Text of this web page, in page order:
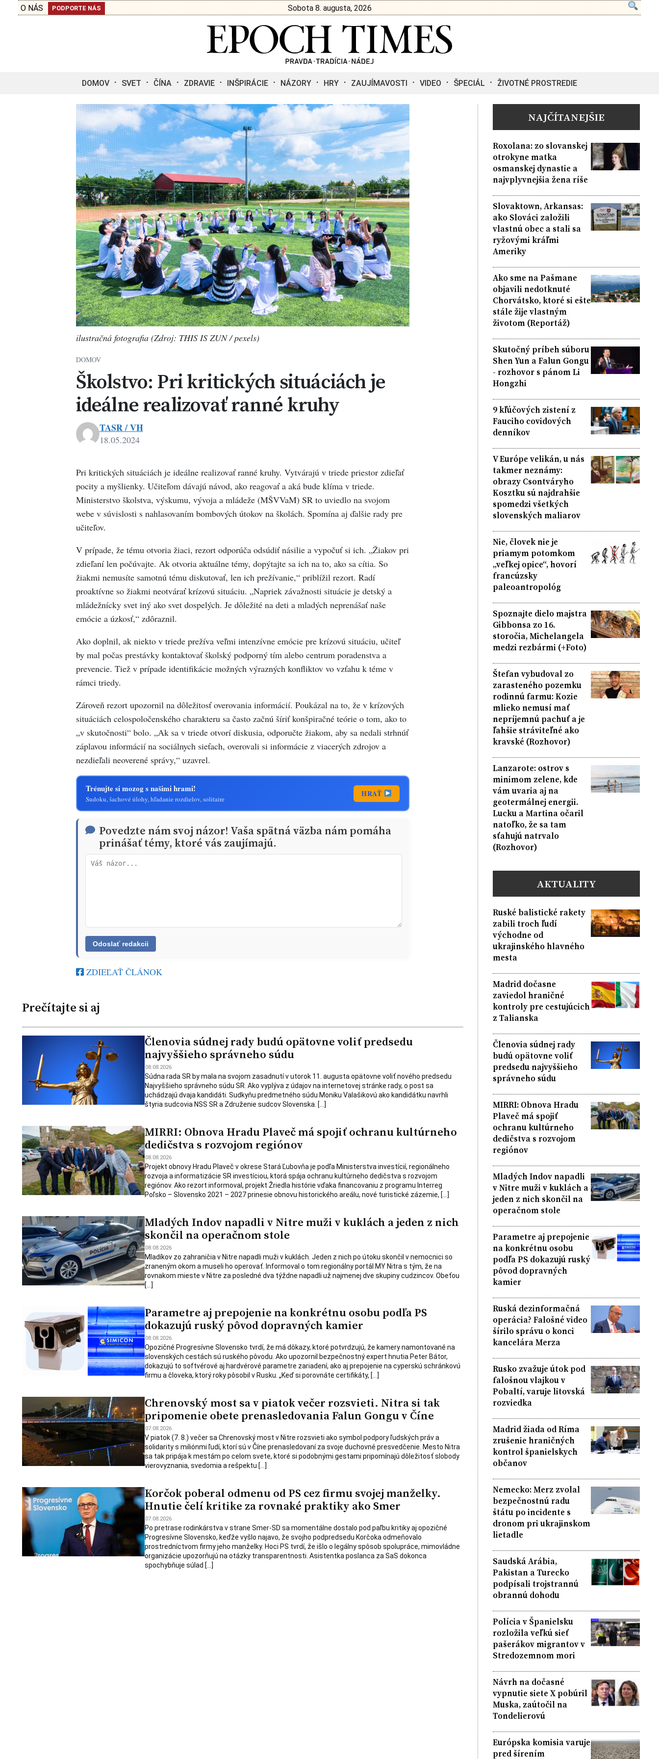
O NÁS PODPORTE NÁS Sobota 8. augusta, 2026
DOMOV SVET ČÍNA ZDRAVIE INŠPIRÁCIE NÁZORY HRY ZAUJÍMAVOSTI VIDEO ŠPECIÁL ŽIVOTNÉ PROSTREDIE
ilustračná fotografia (Zdroj: THIS IS ZUN / pexels)
DOMOV
Školstvo: Pri kritických situáciách je
ideálne realizovať ranné kruhy
TASR / VH
18.05.2024
Pri kritických situáciách je ideálne realizovať ranné kruhy. Vytvárajú v triede priestor zdieľať
pocity a myšlienky. Učiteľom dávajú návod, ako reagovať a aká bude klíma v triede.
Ministerstvo školstva, výskumu, vývoja a mládeže (MŠVVaM) SR to uviedlo na svojom
webe v súvislosti s nahlasovaním bombových útokov na školách. Spomína aj ďalšie rady pre
učiteľov.
V prípade, že tému otvoria žiaci, rezort odporúča odsúdiť násilie a vypočuť si ich. „Žiakov pri
zdieľaní len počúvajte. Ak otvoria aktuálne témy, dopýtajte sa ich na to, ako sa cítia. So
žiakmi nemusíte samotnú tému diskutovať, len ich prežívanie,“ priblížil rezort. Radí
proaktívne so žiakmi neotvárať krízovú situáciu. „Napriek závažnosti situácie je detský a
mládežnícky svet iný ako svet dospelých. Je dôležité na deti a mladých neprenášať naše
emócie a úzkosť,“ zdôraznil.
Ako doplnil, ak niekto v triede prežíva veľmi intenzívne emócie pre krízovú situáciu, učiteľ
by mal počas prestávky kontaktovať školský podporný tím alebo centrum poradenstva a
prevencie. Tiež v prípade identifikácie možných výrazných konfliktov vo vzťahu k téme v
rámci triedy.
Zároveň rezort upozornil na dôležitosť overovania informácií. Poukázal na to, že v krízových
situáciách celospoločenského charakteru sa často začnú šíriť konšpiračné teórie o tom, ako to
„v skutočnosti“ bolo. „Ak sa v triede otvorí diskusia, odporučte žiakom, aby sa nedali strhnúť
záplavou informácií na sociálnych sieťach, overovali si informácie z viacerých zdrojov a
nezdieľali neoverené správy,“ uzavrel.
Trénujte si mozog s našimi hrami!
Sudoku, šachové úlohy, hľadanie rozdielov, solitaire
HRAŤ
Povedzte nám svoj názor! Vaša spätná väzba nám pomáha
prinášať témy, ktoré vás zaujímajú.
ZDIEĽAŤ ČLÁNOK
Prečítajte si aj
Členovia súdnej rady budú opätovne voliť predsedu
najvyššieho správneho súdu
08.08.2026
Súdna rada SR by mala na svojom zasadnutí v utorok 11. augusta opätovne voliť nového predsedu
Najvyššieho správneho súdu SR. Ako vyplýva z údajov na internetovej stránke rady, o post sa
uchádzajú dvaja kandidáti. Sudkyňu predmetného súdu Moniku Valašikovú ako kandidátku navrhli
štyria sudcovia NSS SR a Združenie sudcov Slovenska. […]
MIRRI: Obnova Hradu Plaveč má spojiť ochranu kultúrneho
dedičstva s rozvojom regiónov
08.08.2026
Projekt obnovy Hradu Plaveč v okrese Stará Ľubovňa je podľa Ministerstva investícií, regionálneho
rozvoja a informatizácie SR investíciou, ktorá spája ochranu kultúrneho dedičstva s rozvojom
regiónov. Ako rezort informoval, projekt Žriedla histórie vďaka financovaniu z programu Interreg
Poľsko – Slovensko 2021 – 2027 prinesie obnovu historického areálu, nové turistické zázemie, […]
Mladých Indov napadli v Nitre muži v kuklách a jeden z nich
skončil na operačnom stole
08.08.2026
Mladíkov zo zahraničia v Nitre napadli muži v kuklách. Jeden z nich po útoku skončil v nemocnici so
zraneným okom a museli ho operovať. Informoval o tom regionálny portál MY Nitra s tým, že na
rovnakom mieste v Nitre za posledné dva týždne napadli už najmenej dve skupiny cudzincov. Obeťou
[…]
Parametre aj prepojenie na konkrétnu osobu podľa PS
dokazujú ruský pôvod dopravných kamier
08.08.2026
Opozičné Progresívne Slovensko tvrdí, že má dôkazy, ktoré potvrdzujú, že kamery namontované na
slovenských cestách sú ruského pôvodu. Ako upozornil bezpečnostný expert hnutia Peter Bátor,
dokazujú to softvérové aj hardvérové parametre zariadení, ako aj prepojenie na cyperskú schránkovú
firmu a človeka, ktorý roky pôsobil v Rusku. „Keď si porovnáte certifikáty, […]
Chrenovský most sa v piatok večer rozsvieti. Nitra si tak
pripomenie obete prenasledovania Falun Gongu v Číne
07.08.2026
V piatok (7. 8.) večer sa Chrenovský most v Nitre rozsvieti ako symbol podpory ľudských práv a
solidarity s miliónmi ľudí, ktorí sú v Číne prenasledovaní za svoje duchovné presvedčenie. Mesto Nitra
sa tak pripája k mestám po celom svete, ktoré si podobnými gestami pripomínajú dôležitosť slobody
vierovyznania, svedomia a rešpektu […]
Korčok poberal odmenu od PS cez firmu svojej manželky.
Hnutie čelí kritike za rovnaké praktiky ako Smer
07.08.2026
Po pretrase rodinkárstva v strane Smer-SD sa momentálne dostalo pod paľbu kritiky aj opozičné
Progresívne Slovensko, keďže vyšlo najavo, že svojho podpredsedu Korčoka odmeňovalo
prostredníctvom firmy jeho manželky. Hoci PS tvrdí, že išlo o legálny spôsob spolupráce, mimovládne
organizácie upozorňujú na otázky transparentnosti. Asistentka poslanca za SaS dokonca
spochybňuje súlad […]
NAJČÍTANEJŠIE
Roxolana: zo slovanskej
otrokyne matka
osmanskej dynastie a
najvplyvnejšia žena ríše
Slovaktown, Arkansas:
ako Slováci založili
vlastnú obec a stali sa
ryžovými kráľmi
Ameriky
Ako sme na Pašmane
objavili nedotknuté
Chorvátsko, ktoré si ešte
stále žije vlastným
životom (Reportáž)
Skutočný príbeh súboru
Shen Yun a Falun Gongu
- rozhovor s pánom Li
Hongzhi
9 kľúčových zistení z
Fauciho covidových
denníkov
V Európe velikán, u nás
takmer neznámy:
obrazy Csontváryho
Kosztku sú najdrahšie
spomedzi všetkých
slovenských maliarov
Nie, človek nie je
priamym potomkom
„veľkej opice“, hovorí
francúzsky
paleoantropológ
Spoznajte dielo majstra
Gibbonsa zo 16.
storočia, Michelangela
medzi rezbármi (+Foto)
Štefan vybudoval zo
zarasteného pozemku
rodinnú farmu: Kozie
mlieko nemusí mať
nepríjemnú pachuť a je
ľahšie stráviteľné ako
kravské (Rozhovor)
Lanzarote: ostrov s
minimom zelene, kde
vám uvaria aj na
geotermálnej energii.
Lucku a Martina očaril
natoľko, že sa tam
sťahujú natrvalo
(Rozhovor)
AKTUALITY
Ruské balistické rakety
zabili troch ľudí
východne od
ukrajinského hlavného
mesta
Madrid dočasne
zaviedol hraničné
kontroly pre cestujúcich
z Talianska
Členovia súdnej rady
budú opätovne voliť
predsedu najvyššieho
správneho súdu
MIRRI: Obnova Hradu
Plaveč má spojiť
ochranu kultúrneho
dedičstva s rozvojom
regiónov
Mladých Indov napadli
v Nitre muži v kuklách a
jeden z nich skončil na
operačnom stole
Parametre aj prepojenie
na konkrétnu osobu
podľa PS dokazujú ruský
pôvod dopravných
kamier
Ruská dezinformačná
operácia? Falošné video
šírilo správu o konci
kancelára Merza
Rusko zvažuje útok pod
falošnou vlajkou v
Pobaltí, varuje litovská
rozviedka
Madrid žiada od Ríma
zrušenie hraničných
kontrol španielskych
občanov
Nemecko: Merz zvolal
bezpečnostnú radu
štátu po incidente s
dronom pri ukrajinskom
lietadle
Saudská Arábia,
Pakistan a Turecko
podpísali trojstrannú
obrannú dohodu
Polícia v Španielsku
rozložila veľkú sieť
pašerákov migrantov v
Stredozemnom mori
Návrh na dočasné
vypnutie siete X pobúril
Muska, zaútočil na
Tondelierovú
Európska komisia varuje
pred šírením